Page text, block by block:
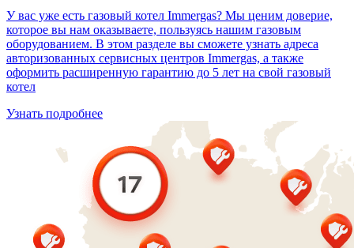
У вас уже есть газовый котел Immergas? Мы ценим доверие,
которое вы нам оказываете, пользуясь нашим газовым
оборудованием. В этом разделе вы сможете узнать адреса
авторизованных сервисных центров Immergas, а также
оформить расширенную гарантию до 5 лет на свой газовый
котел
Узнать подробнее